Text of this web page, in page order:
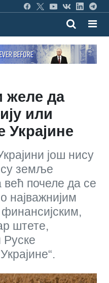
желе да
или
Украјине
још нису
су земље
већ почеле да се
најважнијим
штете,
Руске